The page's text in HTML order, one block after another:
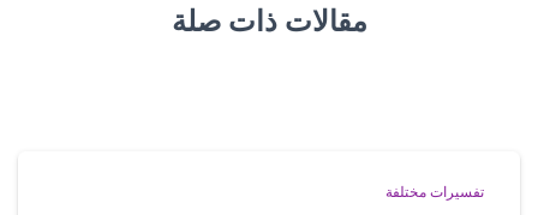
مقالات ذات صلة
تفسيرات مختلفة